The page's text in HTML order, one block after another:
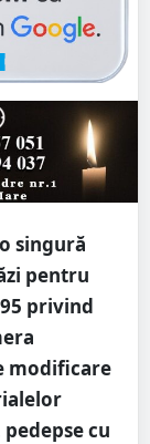
singură
pentru
privind
modificare
cu